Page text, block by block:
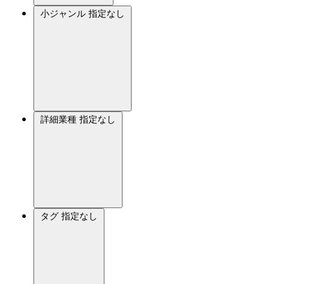
小ジャンル 指定なし
詳細業種 指定なし
タグ 指定なし